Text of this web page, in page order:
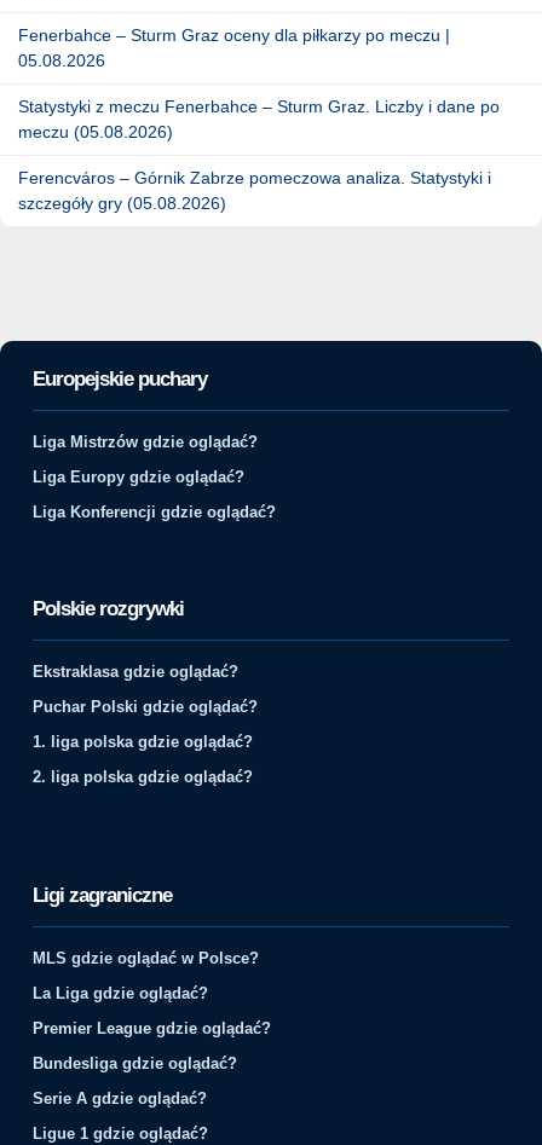
Fenerbahce – Sturm Graz oceny dla piłkarzy po meczu |
05.08.2026
Statystyki z meczu Fenerbahce – Sturm Graz. Liczby i dane po
meczu (05.08.2026)
Ferencváros – Górnik Zabrze pomeczowa analiza. Statystyki i
szczegóły gry (05.08.2026)
Europejskie puchary
Liga Mistrzów gdzie oglądać?
Liga Europy gdzie oglądać?
Liga Konferencji gdzie oglądać?
Polskie rozgrywki
Ekstraklasa gdzie oglądać?
Puchar Polski gdzie oglądać?
1. liga polska gdzie oglądać?
2. liga polska gdzie oglądać?
Ligi zagraniczne
MLS gdzie oglądać w Polsce?
La Liga gdzie oglądać?
Premier League gdzie oglądać?
Bundesliga gdzie oglądać?
Serie A gdzie oglądać?
Ligue 1 gdzie oglądać?